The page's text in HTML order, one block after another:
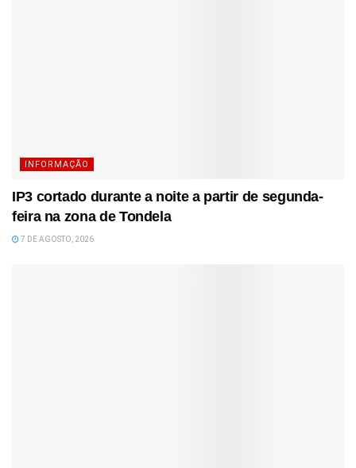
INFORMAÇÃO
IP3 cortado durante a noite a partir de segunda-
feira na zona de Tondela
7 DE AGOSTO, 2026